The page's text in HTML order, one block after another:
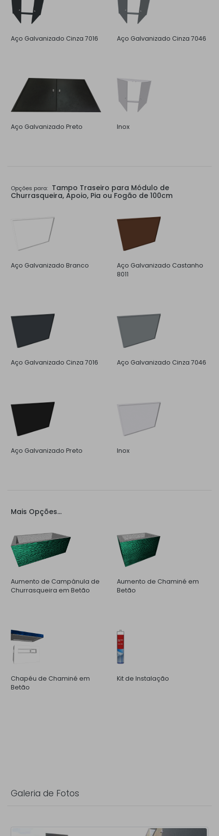
Aço Galvanizado Cinza 7016 Aço Galvanizado Cinza 7046
Aço Galvanizado Preto Inox
Opções para: Tampo Traseiro para Módulo de
Churrasqueira, Apoio, Pia ou Fogão de 100cm
Aço Galvanizado Branco
Aço Galvanizado Castanho
8011
Aço Galvanizado Cinza 7016 Aço Galvanizado Cinza 7046
Aço Galvanizado Preto Inox
Mais Opções...
Aumento de Campânula de
Churrasqueira em Betão
Aumento de Chaminé em
Betão
Chapéu de Chaminé em
Betão
Kit de Instalação
Galeria de Fotos